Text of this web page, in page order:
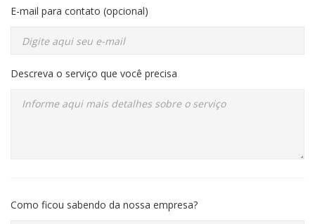
E-mail para contato (opcional)
Descreva o serviço que você precisa
Como ficou sabendo da nossa empresa?